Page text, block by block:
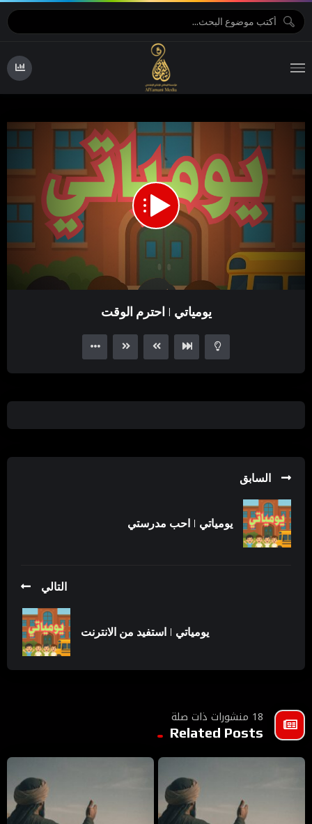
00:00
08:20
يومياتي | احترم الوقت
السابق
يومياتي | احب مدرستي
التالي
يومياتي | استفيد من الانترنت
18 منشورات ذات صلة
Related Posts